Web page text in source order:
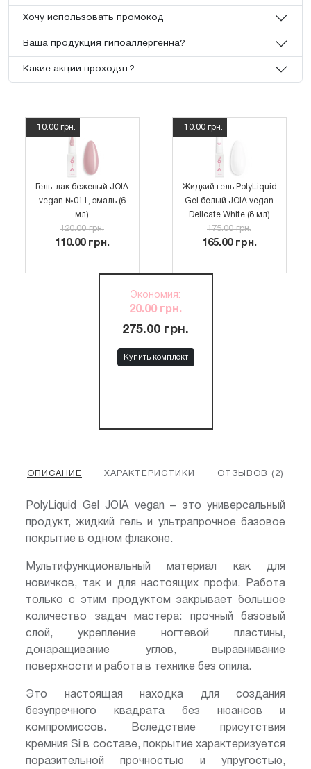
Хочу использовать промокод
Ваша продукция гипоаллергенна?
Какие акции проходят?
10.00 грн.
Гель-лак бежевый JOIA
vegan №011, эмаль (6
мл)
120.00 грн.
110.00 грн.
10.00 грн.
Жидкий гель PolyLiquid
Gel белый JOIA vegan
Delicate White (8 мл)
175.00 грн.
165.00 грн.
Экономия:
20.00 грн.
275.00 грн.
Купить комплект
ОПИСАНИЕ ХАРАКТЕРИСТИКИ ОТЗЫВОВ (2)
PolyLiquid Gel JOIA vegan – это универсальный
продукт, жидкий гель и ультрапрочное базовое
покрытие в одном флаконе.
Мультифункциональный материал как для
новичков, так и для настоящих профи. Работа
только с этим продуктом закрывает большое
количество задач мастера: прочный базовый
слой, укрепление ногтевой пластины,
донаращивание углов, выравнивание
поверхности и работа в технике без опила.
Это настоящая находка для создания
безупречного квадрата без нюансов и
компромиссов. Вследствие присутствия
кремния Si в составе, покрытие характеризуется
поразительной прочностью и упругостью,